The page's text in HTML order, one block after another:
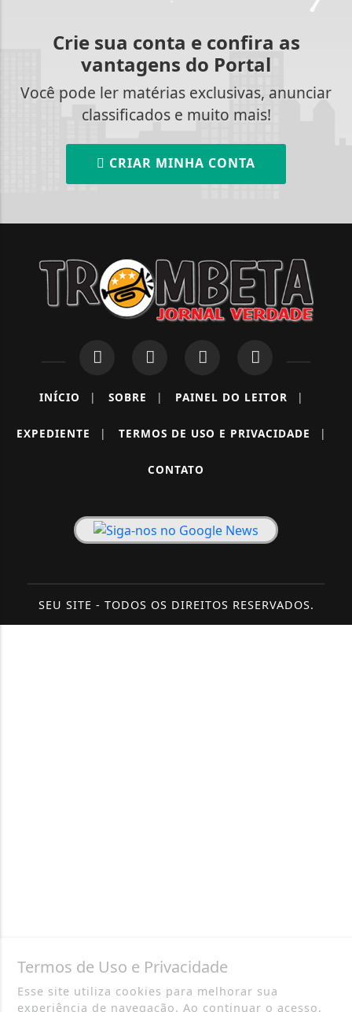
Crie sua conta e confira as
vantagens do Portal
Você pode ler matérias exclusivas, anunciar
classificados e muito mais!
CRIAR MINHA CONTA
INÍCIO | SOBRE | PAINEL DO LEITOR |
EXPEDIENTE | TERMOS DE USO E PRIVACIDADE |
CONTATO
SEU SITE - TODOS OS DIREITOS RESERVADOS.
Termos de Uso e Privacidade
Esse site utiliza cookies para melhorar sua
experiência de navegação. Ao continuar o acesso,